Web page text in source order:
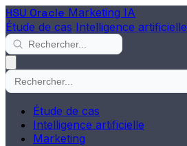
HSU Oracle Marketing IA
Étude de cas Intelligence artificielle
Étude de cas
Intelligence artificielle
Marketing